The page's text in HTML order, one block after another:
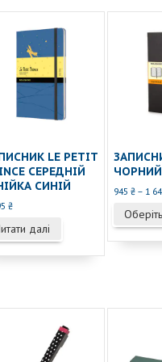
LE PETIT
СЕРЕДНІЙ
СИНІЙ
₴
далі
ЧОРНИЙ
945 ₴ – 1